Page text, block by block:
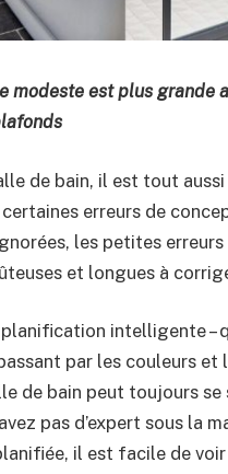
modeste est plus grande
de bain, il est tout
erreurs de
les petites erreurs
et longues à
planification intelligente –
par les couleurs et
de bain peut toujours se
pas d’expert sous la
il est facile de